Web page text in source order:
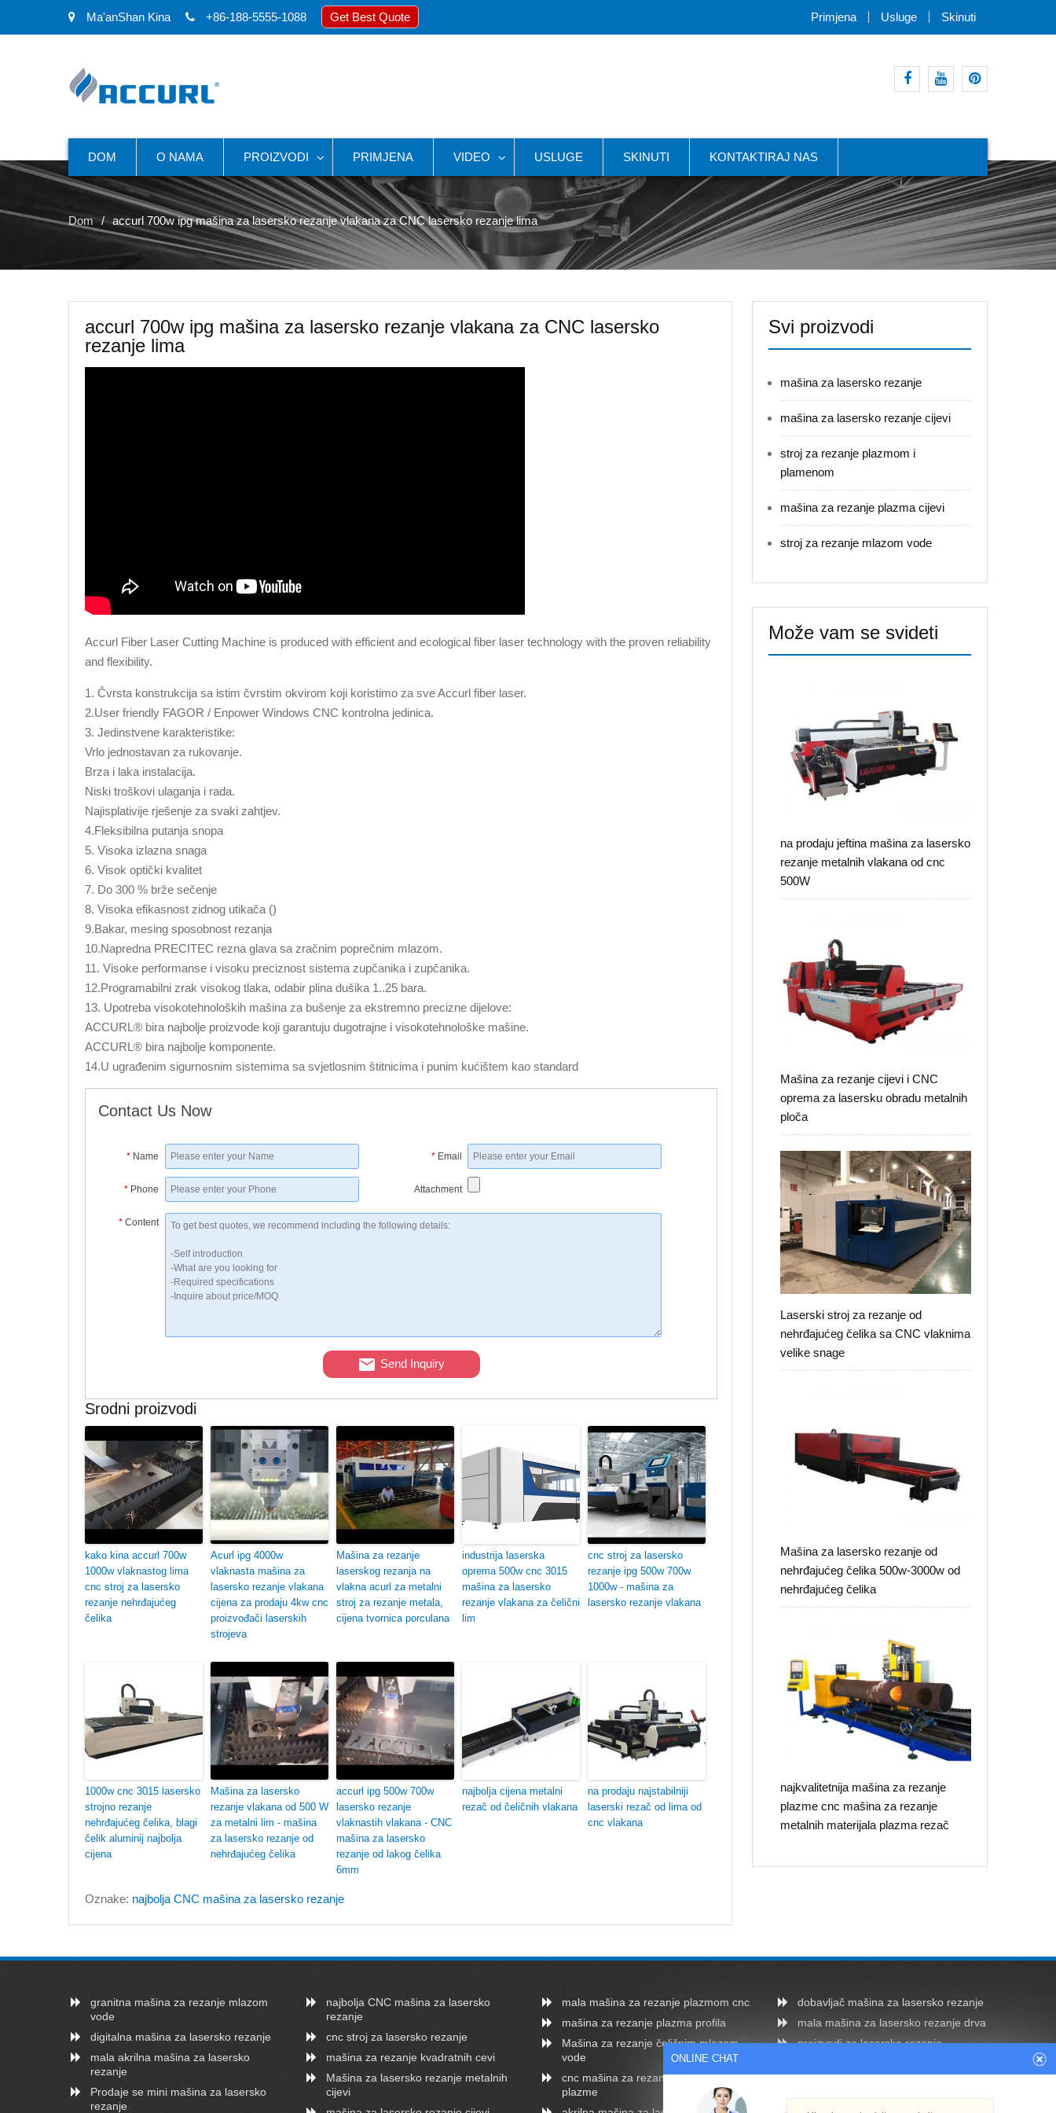
Ma'anShan Kina +86-188-5555-1088 Get Best Quote Primjena Usluge Skinuti
DOM O NAMA PROIZVODI PRIMJENA VIDEO USLUGE SKINUTI KONTAKTIRAJ NAS
Dom accurl 700w ipg mašina za lasersko rezanje vlakana za CNC lasersko rezanje lima
accurl 700w ipg mašina za lasersko rezanje vlakana za CNC lasersko
rezanje lima
Accurl Fiber Laser Cutting Machine is produced with efficient and ecological fiber laser technology with the proven reliability
and flexibility.
1. Čvrsta konstrukcija sa istim čvrstim okvirom koji koristimo za sve Accurl fiber laser.
2.User friendly FAGOR / Enpower Windows CNC kontrolna jedinica.
3. Jedinstvene karakteristike:
Vrlo jednostavan za rukovanje.
Brza i laka instalacija.
Niski troškovi ulaganja i rada.
Najisplativije rješenje za svaki zahtjev.
4.Fleksibilna putanja snopa
5. Visoka izlazna snaga
6. Visok optički kvalitet
7. Do 300 % brže sečenje
8. Visoka efikasnost zidnog utikača ()
9.Bakar, mesing sposobnost rezanja
10.Napredna PRECITEC rezna glava sa zračnim poprečnim mlazom.
11. Visoke performanse i visoku preciznost sistema zupčanika i zupčanika.
12.Programabilni zrak visokog tlaka, odabir plina dušika 1..25 bara.
13. Upotreba visokotehnoloških mašina za bušenje za ekstremno precizne dijelove:
ACCURL® bira najbolje proizvode koji garantuju dugotrajne i visokotehnološke mašine.
ACCURL® bira najbolje komponente.
14.U ugrađenim sigurnosnim sistemima sa svjetlosnim štitnicima i punim kućištem kao standard
Contact Us Now
* Name * Email
* Phone Attachment
* Content
Send Inquiry
Srodni proizvodi
kako kina accurl 700w
1000w vlaknastog lima
cnc stroj za lasersko
rezanje nehrđajućeg
čelika
Acurl ipg 4000w
vlaknasta mašina za
lasersko rezanje vlakana
cijena za prodaju 4kw cnc
proizvođači laserskih
strojeva
Mašina za rezanje
laserskog rezanja na
vlakna acurl za metalni
stroj za rezanje metala,
cijena tvornica porculana
industrija laserska
oprema 500w cnc 3015
mašina za lasersko
rezanje vlakana za čelični
lim
cnc stroj za lasersko
rezanje ipg 500w 700w
1000w - mašina za
lasersko rezanje vlakana
1000w cnc 3015 lasersko
strojno rezanje
nehrđajućeg čelika, blagi
čelik aluminij najbolja
cijena
Mašina za lasersko
rezanje vlakana od 500 W
za metalni lim - mašina
za lasersko rezanje od
nehrđajućeg čelika
accurl ipg 500w 700w
lasersko rezanje
vlaknastih vlakana - CNC
mašina za lasersko
rezanje od lakog čelika
6mm
najbolja cijena metalni
rezač od čeličnih vlakana
na prodaju najstabilniji
laserski rezač od lima od
cnc vlakana
Oznake: najbolja CNC mašina za lasersko rezanje
Svi proizvodi
mašina za lasersko rezanje
mašina za lasersko rezanje cijevi
stroj za rezanje plazmom i
plamenom
mašina za rezanje plazma cijevi
stroj za rezanje mlazom vode
Može vam se svideti
na prodaju jeftina mašina za lasersko
rezanje metalnih vlakana od cnc
500W
Mašina za rezanje cijevi i CNC
oprema za lasersku obradu metalnih
ploča
Laserski stroj za rezanje od
nehrđajućeg čelika sa CNC vlaknima
velike snage
Mašina za lasersko rezanje od
nehrđajućeg čelika 500w-3000w od
nehrđajućeg čelika
najkvalitetnija mašina za rezanje
plazme cnc mašina za rezanje
metalnih materijala plazma rezač
granitna mašina za rezanje mlazom
vode
digitalna mašina za lasersko rezanje
mala akrilna mašina za lasersko
rezanje
Prodaje se mini mašina za lasersko
rezanje
najbolja CNC mašina za lasersko
rezanje
cnc stroj za lasersko rezanje
mašina za rezanje kvadratnih cevi
Mašina za lasersko rezanje metalnih
cijevi
mala mašina za rezanje plazmom cnc
mašina za rezanje plazma profila
Mašina za rezanje čeličnim mlazom
vode
cnc mašina za rezanje plazmom
plazme
dobavljač mašina za lasersko rezanje
mala mašina za lasersko rezanje drva
proizvodi za lasersko rezanje
ONLINE CHAT